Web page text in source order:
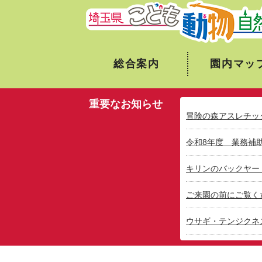
総合案内 園内マッ
重要なお知らせ
冒険の森アスレチ
令和8年度 業務補
キリンのバックヤ
ご来園の前にご覧く
ウサギ・テンジク